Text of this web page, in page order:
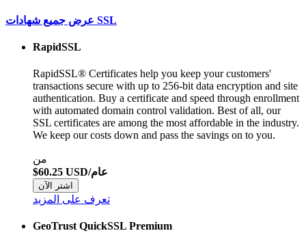
عرض جميع شهادات SSL
RapidSSL
RapidSSL® Certificates help you keep your customers'
transactions secure with up to 256-bit data encryption and site
authentication. Buy a certificate and speed through enrollment
with automated domain control validation. Best of all, our
SSL certificates are among the most affordable in the industry.
We keep our costs down and pass the savings on to you.
من
$60.25 USD/عام
اشتر الآن
تعرف على المزيد
GeoTrust QuickSSL Premium